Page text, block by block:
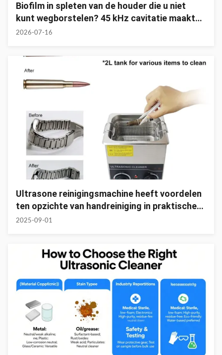
Biofilm in spleten van de houder die u niet
kunt wegborstelen? 45 kHz cavitatie maakt
de thuiszorg ‘schrobvrij’
2026-07-16
Ultrasone reinigingsmachine heeft voordelen
ten opzichte van handreiniging in praktische
toepassingen
2025-09-01